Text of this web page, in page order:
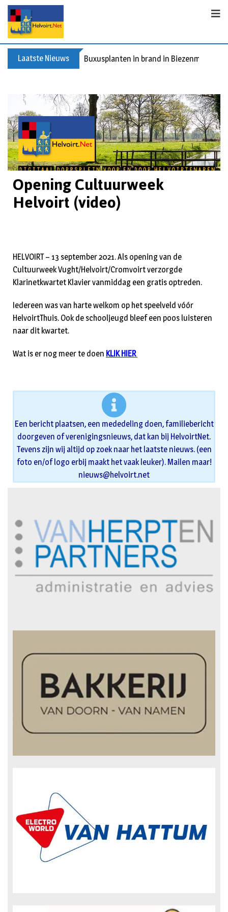
Laatste Nieuws Buxusplanten in brand in Biezenmortel,
Opening Cultuurweek
Helvoirt (video)
HELVOIRT – 13 september 2021. Als opening van de
Cultuurweek Vught/Helvoirt/Cromvoirt verzorgde
Klarinetkwartet Klavier vanmiddag een gratis optreden.
Iedereen was van harte welkom op het speelveld vóór
HelvoirtThuis. Ook de schooljeugd bleef een poos luisteren
naar dit kwartet.
Wat is er nog meer te doen KLIK HIER
Een bericht plaatsen, een mededeling doen, familiebericht
doorgeven of verenigingsnieuws, dat kan bij HelvoirtNet.
Tevens zijn wij altijd op zoek naar het laatste nieuws. (een
foto en/of logo erbij maakt het vaak leuker). Mailen maar!
nieuws@helvoirt.net